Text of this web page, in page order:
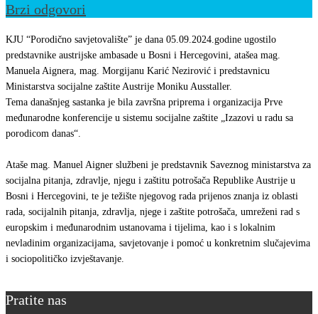
Brzi odgovori
KJU “Porodično savjetovalište” je dana 05.09.2024.godine ugostilo
predstavnike austrijske ambasade u Bosni i Hercegovini, atašea mag.
Manuela Aignera, mag. Morgijanu Karić Nezirović i predstavnicu
Ministarstva socijalne zaštite Austrije Moniku Ausstaller.
Tema današnjeg sastanka je bila završna priprema i organizacija Prve
međunarodne konferencije u sistemu socijalne zaštite „Izazovi u radu sa
porodicom danas“.
Ataše mag. Manuel Aigner službeni je predstavnik Saveznog ministarstva za
socijalna pitanja, zdravlje, njegu i zaštitu potrošača Republike Austrije u
Bosni i Hercegovini, te je težište njegovog rada prijenos znanja iz oblasti
rada, socijalnih pitanja, zdravlja, njege i zaštite potrošača, umreženi rad s
europskim i međunarodnim ustanovama i tijelima, kao i s lokalnim
nevladinim organizacijama, savjetovanje i pomoć u konkretnim slučajevima
i sociopolitičko izvještavanje.
Pratite nas